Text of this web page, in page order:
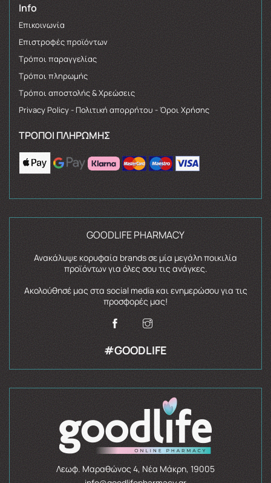
Info
Επικοινωνία
Επιστροφές προϊόντων
Τρόποι παραγγελίας
Τρόποι πληρωμής
Τρόποι αποστολής & Χρεώσεις
Privacy Policy - Πολιτική απορρήτου - Όροι Χρήσης
ΤΡΌΠΟΙ ΠΛΗΡΩΜΉΣ
GOODLIFE PHARMACY
Ανακάλυψε κορυφαία brands σε μία μεγάλη ποικιλία
προϊόντων για όλες σου τις ανάγκες.
Ακολούθησέ μας στα social media και ενημερώσου για τις
προσφορές μας!
#GOODLIFE
Λεωφ. Μαραθώνος 4, Νέα Μάκρη, 19005